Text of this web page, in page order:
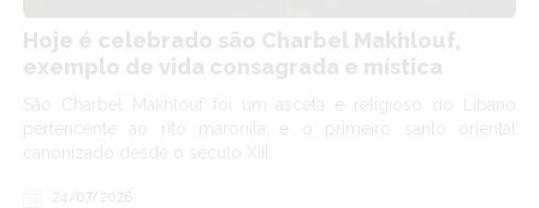
Hoje é celebrado são Charbel Makhlouf,
exemplo de vida consagrada e mística
São Charbel Makhlouf foi um asceta e religioso do Líbano
pertencente ao rito maronita e o primeiro santo oriental
canonizado desde o século XIII.
24/07/2026